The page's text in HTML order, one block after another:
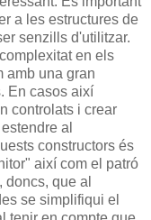
a les estructures de
senzills d'utilitzar.
en els
amb una gran
En casos així
controlats i crear
al
constructors és
així com el patró
que al
se simplifiqui el